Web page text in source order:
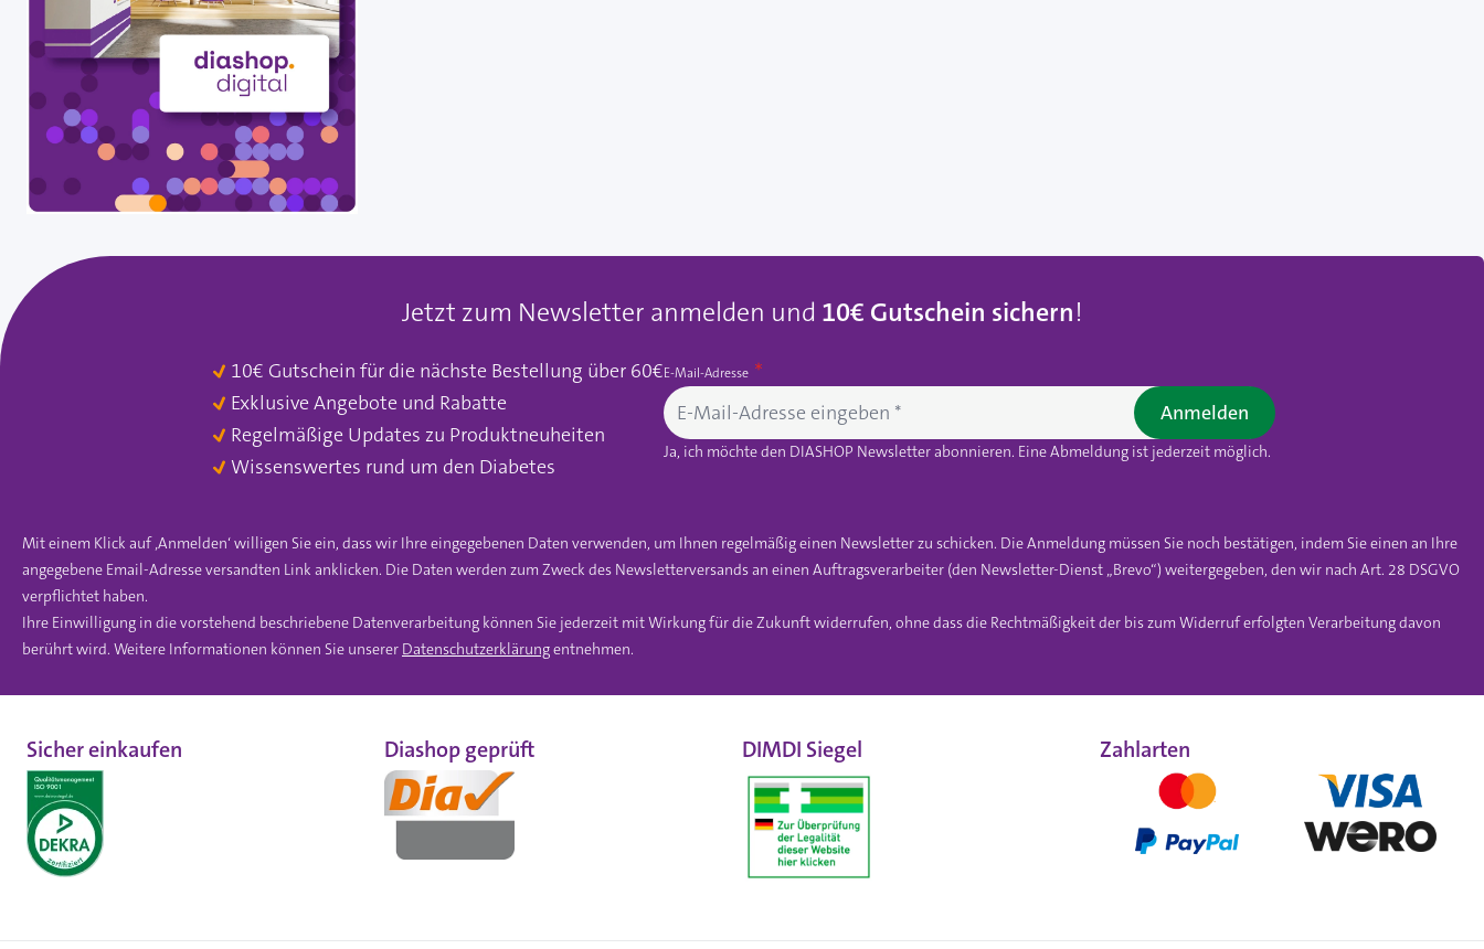
Jetzt zum Newsletter anmelden und 10€ Gutschein sichern!
10€ Gutschein für die nächste Bestellung über 60€
Exklusive Angebote und Rabatte
Regelmäßige Updates zu Produktneuheiten
Wissenswertes rund um den Diabetes
E-Mail-Adresse
Ja, ich möchte den DIASHOP Newsletter abonnieren. Eine Abmeldung ist jederzeit möglich.
Anmelden
Mit einem Klick auf ‚Anmelden‘ willigen Sie ein, dass wir Ihre eingegebenen Daten verwenden, um Ihnen regelmäßig einen Newsletter zu schicken. Die Anmeldung müssen Sie noch bestätigen, indem Sie einen an Ihre
angegebene Email-Adresse versandten Link anklicken. Die Daten werden zum Zweck des Newsletterversands an einen Auftragsverarbeiter (den Newsletter-Dienst „Brevo“) weitergegeben, den wir nach Art. 28 DSGVO
verpflichtet haben.
Ihre Einwilligung in die vorstehend beschriebene Datenverarbeitung können Sie jederzeit mit Wirkung für die Zukunft widerrufen, ohne dass die Rechtmäßigkeit der bis zum Widerruf erfolgten Verarbeitung davon
berührt wird. Weitere Informationen können Sie unserer Datenschutzerklärungentnehmen.
Sicher einkaufen Diashop geprüft DIMDI Siegel Zahlarten